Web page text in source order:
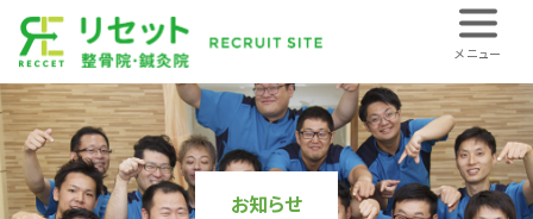
株式会社メニュー
お知らせ